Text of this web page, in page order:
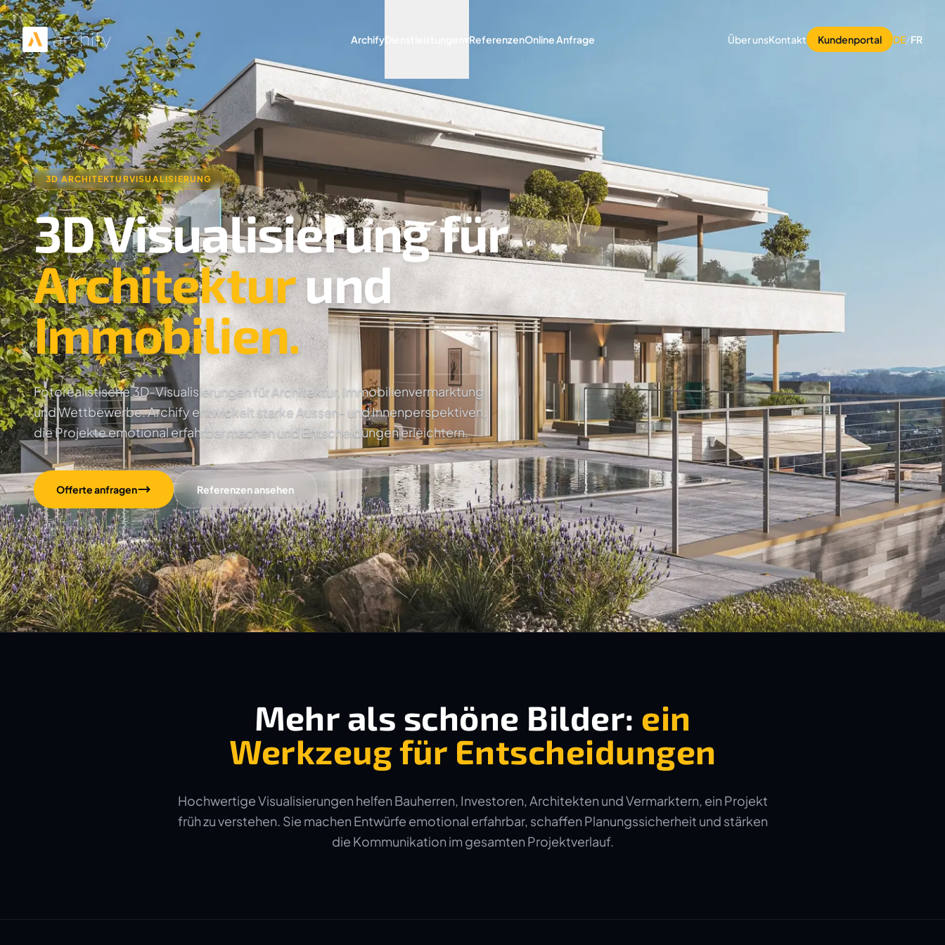
ArchifyDienstleistungen ReferenzenOnline Anfrage Über unsKontakt Kundenportal DE/FR
3D ARCHITEKTURVISUALISIERUNG
3D Visualisierung für
Architekturund
Immobilien.
Fotorealistische 3D-Visualisierungen für Architektur, Immobilienvermarktung
und Wettbewerbe. Archify entwickelt starke Aussen- und Innenperspektiven,
die Projekte emotional erfahrbar machen und Entscheidungen erleichtern.
Offerte anfragen Referenzen ansehen
Mehr als schöne Bilder: ein
Werkzeug für Entscheidungen
Hochwertige Visualisierungen helfen Bauherren, Investoren, Architekten und Vermarktern, ein Projekt
früh zu verstehen. Sie machen Entwürfe emotional erfahrbar, schaffen Planungssicherheit und stärken
die Kommunikation im gesamten Projektverlauf.